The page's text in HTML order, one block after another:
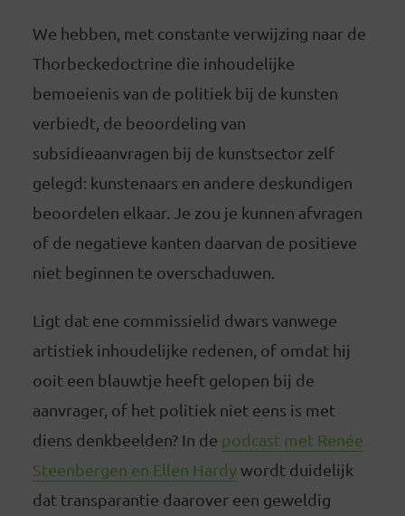
We hebben, met constante verwijzing naar de
Thorbeckedoctrine die inhoudelijke
bemoeienis van de politiek bij de kunsten
verbiedt, de beoordeling van
subsidieaanvragen bij de kunstsector zelf
gelegd: kunstenaars en andere deskundigen
beoordelen elkaar. Je zou je kunnen afvragen
of de negatieve kanten daarvan de positieve
niet beginnen te overschaduwen.
Ligt dat ene commissielid dwars vanwege
artistiek inhoudelijke redenen, of omdat hij
ooit een blauwtje heeft gelopen bij de
aanvrager, of het politiek niet eens is met
diens denkbeelden? In de podcast met Renée
Steenbergen en Ellen Hardywordt duidelijk
dat transparantie daarover een geweldig